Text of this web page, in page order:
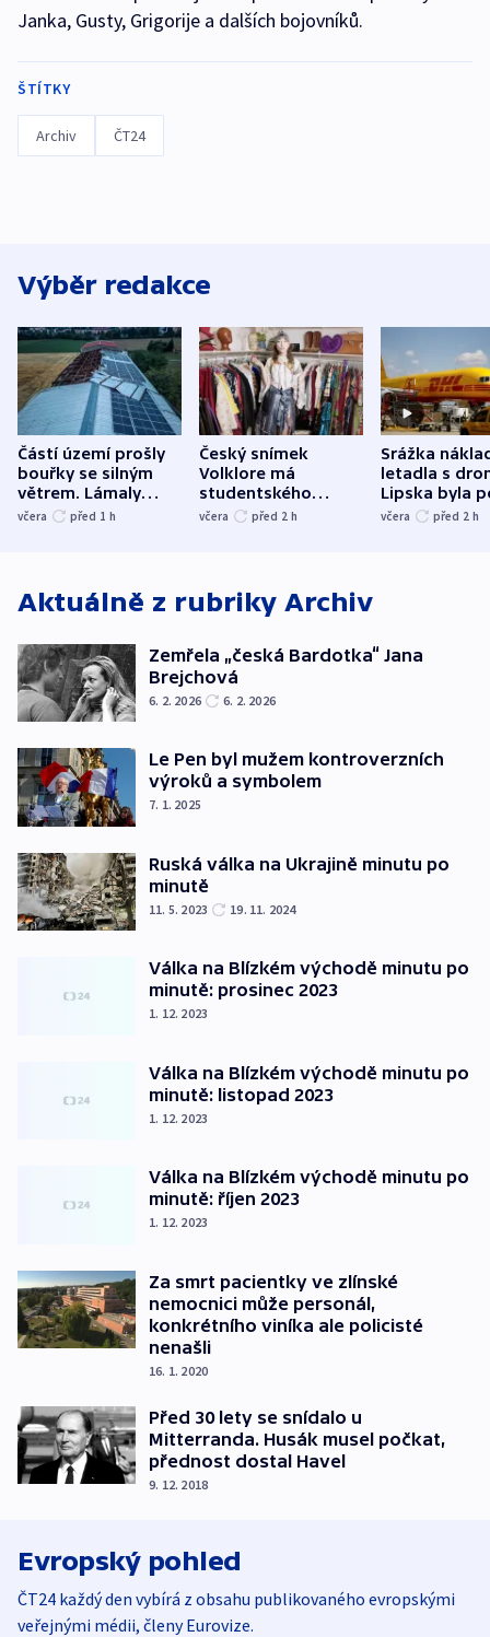
Janka, Gusty, Grigorije a dalších bojovníků.
ŠTÍTKY
Archiv ČT24
Výběr redakce
Částí území prošly
bouřky se silným
větrem. Lámaly
stromy a poničily
včera před 1 h
Český snímek
Volklore má
studentského
Oscara, zabojuje o
včera před 2 h
Srážka
letadla s
Lipska byla
německého
včera před 2 h
Aktuálně z rubriky Archiv
Zemřela „česká Bardotka“ Jana
Brejchová
6. 2. 2026 6. 2. 2026
Le Pen byl mužem kontroverzních
výroků a symbolem
7. 1. 2025
Ruská válka na Ukrajině minutu po
minutě
11. 5. 2023 19. 11. 2024
Válka na Blízkém východě minutu po
minutě: prosinec 2023
1. 12. 2023
Válka na Blízkém východě minutu po
minutě: listopad 2023
1. 12. 2023
Válka na Blízkém východě minutu po
minutě: říjen 2023
1. 12. 2023
Za smrt pacientky ve zlínské
nemocnici může personál,
konkrétního viníka ale policisté
nenašli
16. 1. 2020
Před 30 lety se snídalo u
Mitterranda. Husák musel počkat,
přednost dostal Havel
9. 12. 2018
Evropský pohled
ČT24 každý den vybírá z obsahu publikovaného evropskými
veřejnými médii, členy Eurovize.